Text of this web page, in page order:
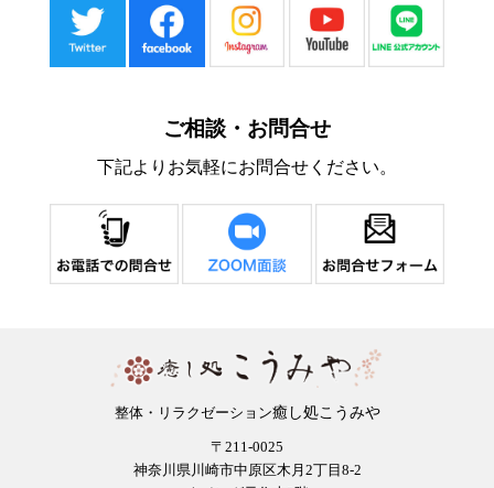
ご相談・お問合せ
下記よりお気軽にお問合せください。
整体・リラクゼーション癒し処こうみや
〒211-0025
神奈川県川崎市中原区木月2丁目8-2